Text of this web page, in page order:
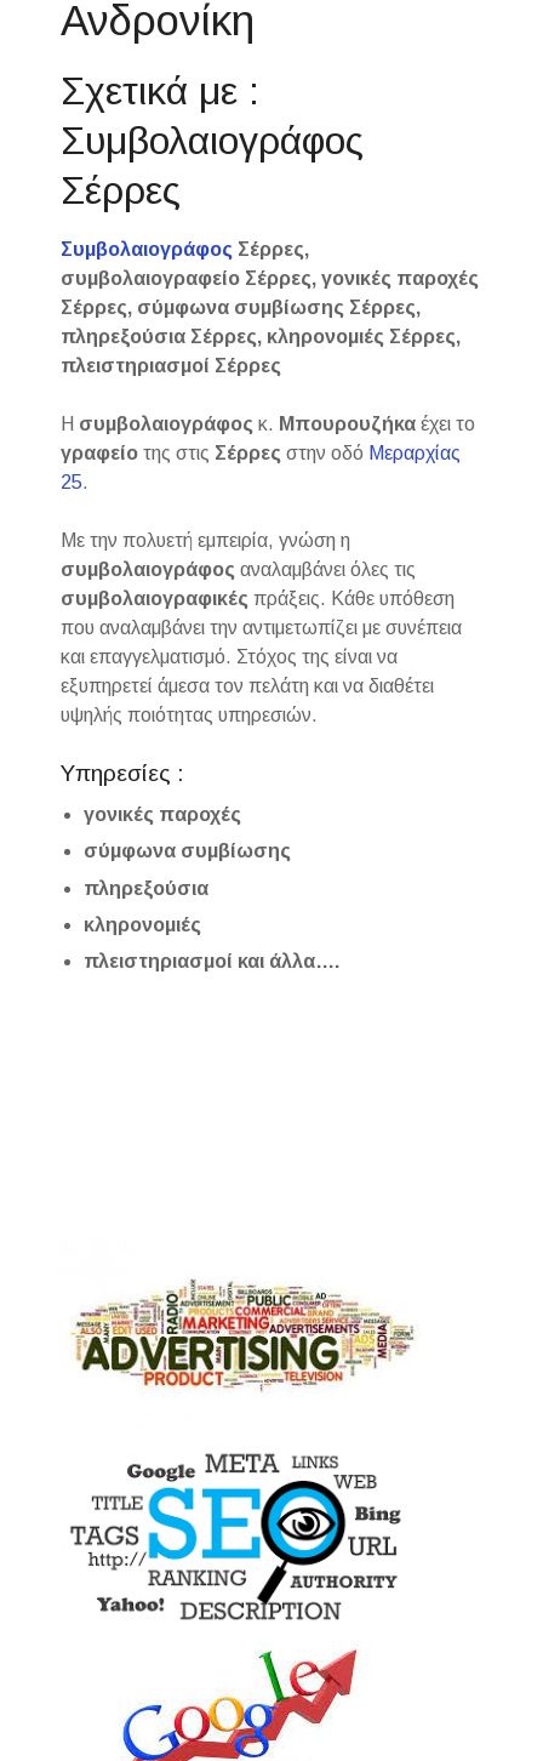
Ανδρονίκη
Σχετικά με :
Συμβολαιογράφος
Σέρρες
Συμβολαιογράφος Σέρρες,
συμβολαιογραφείο Σέρρες, γονικές παροχές
Σέρρες, σύμφωνα συμβίωσης Σέρρες,
πληρεξούσια Σέρρες, κληρονομιές Σέρρες,
πλειστηριασμοί Σέρρες
Η συμβολαιογράφος κ. Μπουρουζήκα έχει το
γραφείο της στις Σέρρες στην οδό Μεραρχίας
25.
Με την πολυετή εμπειρία, γνώση η
συμβολαιογράφος αναλαμβάνει όλες τις
συμβολαιογραφικές πράξεις. Κάθε υπόθεση
που αναλαμβάνει την αντιμετωπίζει με συνέπεια
και επαγγελματισμό. Στόχος της είναι να
εξυπηρετεί άμεσα τον πελάτη και να διαθέτει
υψηλής ποιότητας υπηρεσιών.
Υπηρεσίες :
γονικές παροχές
σύμφωνα συμβίωσης
πληρεξούσια
κληρονομιές
πλειστηριασμοί και άλλα….